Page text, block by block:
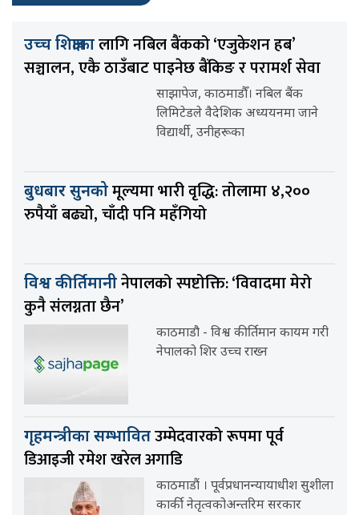
उच्च शिक्षाकालागि नबिल बैंकको ‘एजुकेशन हब’
सञ्चालन, एकै ठाउँबाट पाइनेछ बैंकिङ र परामर्श सेवा
साझापेज, काठमाडौँ। नबिल बैंक
लिमिटेडले वैदेशिक अध्ययनमा जाने
विद्यार्थी, उनीहरूका
बुधबार सुनकोमूल्यमा भारी वृद्धि: तोलामा ४,२००
रुपैयाँ बढ्यो, चाँदी पनि महँगियो
विश्व कीर्तिमानीनेपालको स्पष्टोक्ति: ‘विवादमा मेरो
कुनै संलग्नता छैन’
काठमाडौ - विश्व कीर्तिमान कायम गरी
नेपालको शिर उच्च राख्न
गृहमन्त्रीका सम्भावितउम्मेदवारको रूपमा पूर्व
डिआइजी रमेश खरेल अगाडि
काठमाडौं । पूर्वप्रधानन्यायाधीश सुशीला
कार्की नेतृत्वकोअन्तरिम सरकार